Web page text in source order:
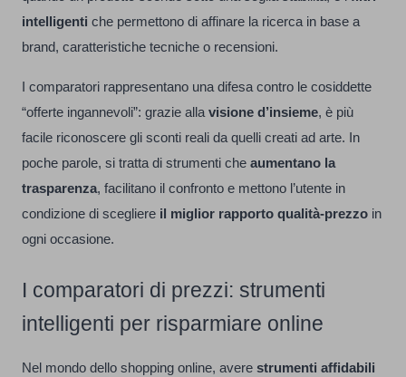
intelligenti che permettono di affinare la ricerca in base a
brand, caratteristiche tecniche o recensioni.
I comparatori rappresentano una difesa contro le cosiddette
“offerte ingannevoli”: grazie alla visione d’insieme, è più
facile riconoscere gli sconti reali da quelli creati ad arte. In
poche parole, si tratta di strumenti che aumentano la
trasparenza, facilitano il confronto e mettono l’utente in
condizione di scegliere il miglior rapporto qualità-prezzo in
ogni occasione.
I comparatori di prezzi: strumenti
intelligenti per risparmiare online
Nel mondo dello shopping online, avere strumenti affidabili